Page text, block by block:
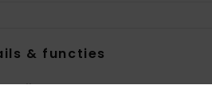
& functies